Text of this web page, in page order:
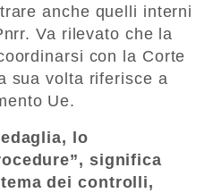
anche quelli interni
Va rilevato che la
con la Corte
sua volta riferisce a
Ue.
lo
significa
dei controlli,